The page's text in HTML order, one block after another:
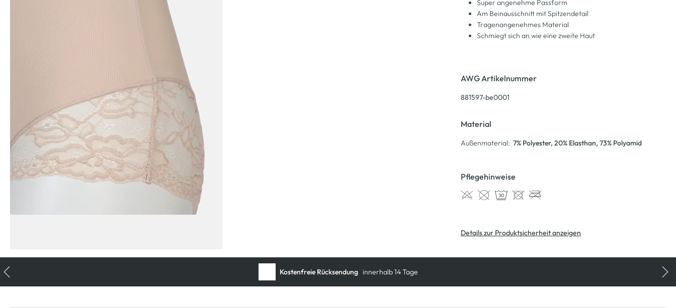
Super angenehme Passform
Am Beinausschnitt mit Spitzendetail
Tragenangenehmes Material
Schmiegt sich an wie eine zweite Haut
AWG Artikelnummer
881597-be0001
Material
Außenmaterial: 7% Polyester, 20% Elasthan, 73% Polyamid
Pflegehinweise
Details zur Produktsicherheit anzeigen
Kostenfreie Rücksendung innerhalb 14 Tage